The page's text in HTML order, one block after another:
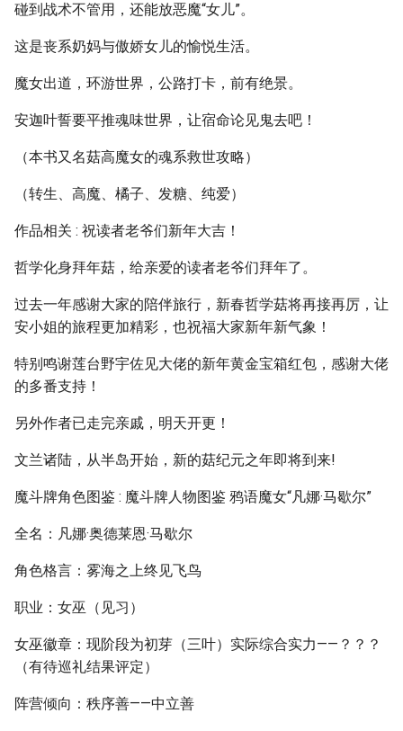
碰到战术不管用，还能放恶魔“女儿”。
这是丧系奶妈与傲娇女儿的愉悦生活。
魔女出道，环游世界，公路打卡，前有绝景。
安迦叶誓要平推魂味世界，让宿命论见鬼去吧！
（本书又名菇高魔女的魂系救世攻略）
（转生、高魔、橘子、发糖、纯爱）
作品相关 : 祝读者老爷们新年大吉！
哲学化身拜年菇，给亲爱的读者老爷们拜年了。
过去一年感谢大家的陪伴旅行，新春哲学菇将再接再厉，让
安小姐的旅程更加精彩，也祝福大家新年新气象！
特别鸣谢莲台野宇佐见大佬的新年黄金宝箱红包，感谢大佬
的多番支持！
另外作者已走完亲戚，明天开更！
文兰诸陆，从半岛开始，新的菇纪元之年即将到来!
魔斗牌角色图鉴 : 魔斗牌人物图鉴 鸦语魔女“凡娜·马歇尔”
全名：凡娜·奥德莱恩·马歇尔
角色格言：雾海之上终见飞鸟
职业：女巫（见习）
女巫徽章：现阶段为初芽（三叶）实际综合实力——？？？
（有待巡礼结果评定）
阵营倾向：秩序善——中立善